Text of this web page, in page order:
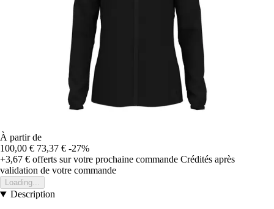
À partir de
100,00 € 73,37 € -27%
+3,67 € offerts sur votre prochaine commande Crédités après
validation de votre commande
Loading...
Description